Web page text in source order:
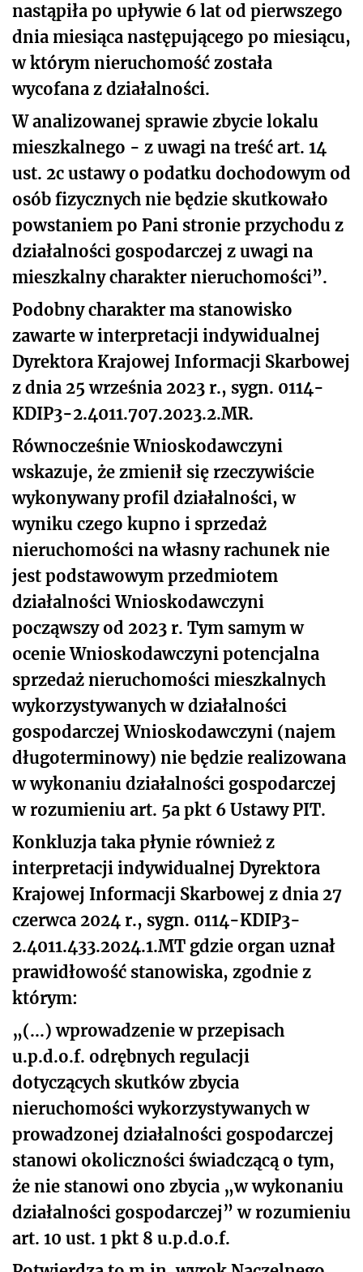
nastąpiła po upływie 6 lat od pierwszego
dnia miesiąca następującego po miesiącu,
w którym nieruchomość została
wycofana z działalności.
W analizowanej sprawie zbycie lokalu
mieszkalnego - z uwagi na treść art. 14
ust. 2c ustawy o podatku dochodowym od
osób fizycznych nie będzie skutkowało
powstaniem po Pani stronie przychodu z
działalności gospodarczej z uwagi na
mieszkalny charakter nieruchomości”.
Podobny charakter ma stanowisko
zawarte w interpretacji indywidualnej
Dyrektora Krajowej Informacji Skarbowej
z dnia 25 września 2023 r., sygn. 0114-
KDIP3-2.4011.707.2023.2.MR.
Równocześnie Wnioskodawczyni
wskazuje, że zmienił się rzeczywiście
wykonywany profil działalności, w
wyniku czego kupno i sprzedaż
nieruchomości na własny rachunek nie
jest podstawowym przedmiotem
działalności Wnioskodawczyni
począwszy od 2023 r. Tym samym w
ocenie Wnioskodawczyni potencjalna
sprzedaż nieruchomości mieszkalnych
wykorzystywanych w działalności
gospodarczej Wnioskodawczyni (najem
długoterminowy) nie będzie realizowana
w wykonaniu działalności gospodarczej
w rozumieniu art. 5a pkt 6 Ustawy PIT.
Konkluzja taka płynie również z
interpretacji indywidualnej Dyrektora
Krajowej Informacji Skarbowej z dnia 27
czerwca 2024 r., sygn. 0114-KDIP3-
2.4011.433.2024.1.MT gdzie organ uznał
prawidłowość stanowiska, zgodnie z
którym:
„(...) wprowadzenie w przepisach
u.p.d.o.f. odrębnych regulacji
dotyczących skutków zbycia
nieruchomości wykorzystywanych w
prowadzonej działalności gospodarczej
stanowi okoliczności świadczącą o tym,
że nie stanowi ono zbycia „w wykonaniu
działalności gospodarczej” w rozumieniu
art. 10 ust. 1 pkt 8 u.p.d.o.f.